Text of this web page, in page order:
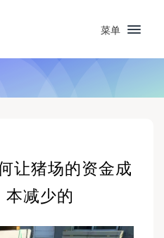
菜单
让猪场的资金成
本减少的